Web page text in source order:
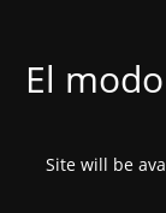
El
Site will be